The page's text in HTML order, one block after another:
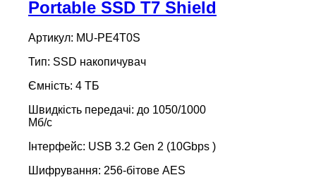
Portable SSD T7 Shield
Артикул: MU-PE4T0S
Тип: SSD накопичувач
Ємність: 4 ТБ
Швидкість передачі: до 1050/1000
Мб/с
Інтерфейс: USB 3.2 Gen 2 (10Gbps )
Шифрування: 256-бітове AES